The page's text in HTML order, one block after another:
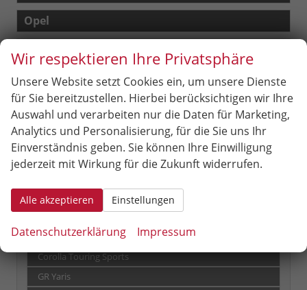
Opel
Peugeot
Seat
Skoda
Suzuki
Toyota
Aygo X
C-HR+
Corolla Touring Sports
GR Yaris
Wir respektieren Ihre Privatsphäre
Unsere Website setzt Cookies ein, um unsere Dienste
für Sie bereitzustellen. Hierbei berücksichtigen wir Ihre
Auswahl und verarbeiten nur die Daten für Marketing,
Analytics und Personalisierung, für die Sie uns Ihr
Einverständnis geben. Sie können Ihre Einwilligung
jederzeit mit Wirkung für die Zukunft widerrufen.
Alle akzeptieren Einstellungen
Datenschutzerklärung Impressum